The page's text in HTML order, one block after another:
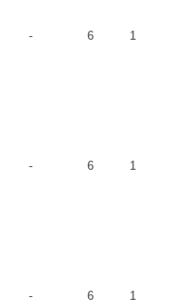
- 6 1
- 6 1
- 6 1